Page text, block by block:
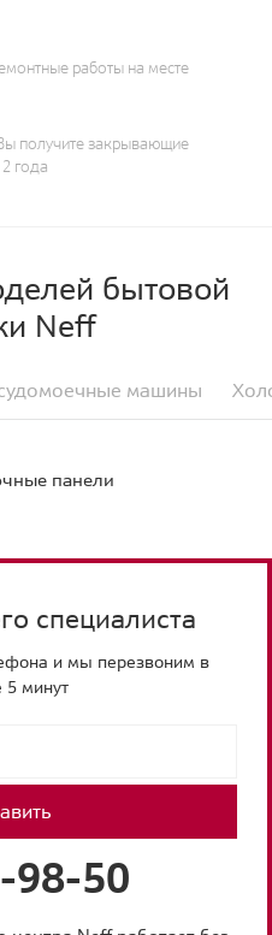
работы на месте
получите закрывающие
года
бытовой
Neff
машины
панели
специалиста
и мы перезвоним в
5 минут
98-50